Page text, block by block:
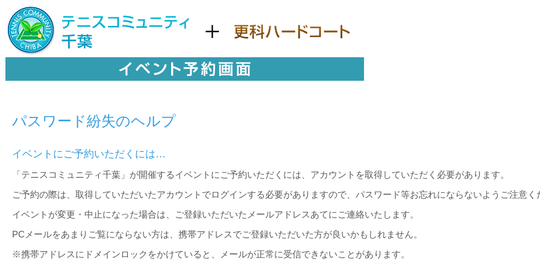
パスワード紛失のヘルプ
イベントにご予約いただくには…
「テニスコミュニティ千葉」が開催するイベントにご予約いただくには、アカウントを取得していただく必要があります。
ご予約の際は、取得していただいたアカウントでログインする必要がありますので、パスワード等お忘れにならないようご注意く
イベントが変更・中止になった場合は、ご登録いただいたメールアドレスあてにご連絡いたします。
PCメールをあまりご覧にならない方は、携帯アドレスでご登録いただいた方が良いかもしれません。
※携帯アドレスにドメインロックをかけていると、メールが正常に受信できないことがあります。